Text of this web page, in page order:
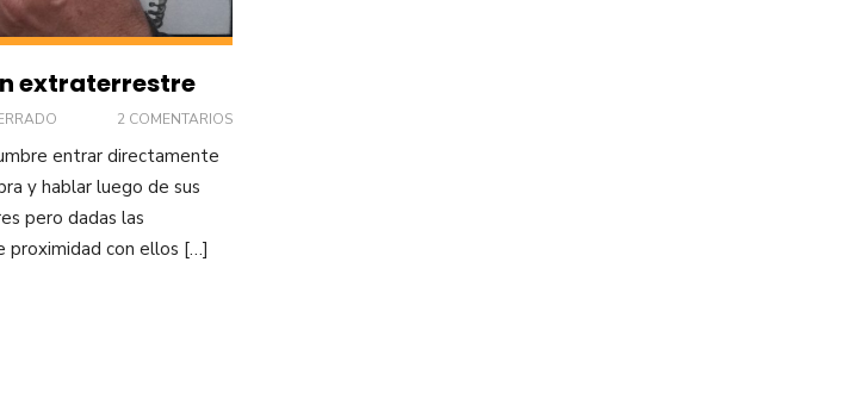
extraterrestre
2 COMENTARIOS
entrar directamente
y hablar luego de sus
pero dadas las
proximidad con ellos […]